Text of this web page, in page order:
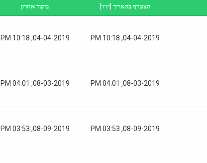
הצטרף בתאריך יורד ביקור אחרון
04-04-2019, 10:18 PM
04-04-2019, 10:18 PM
08-03-2019, 04:01 PM
08-03-2019, 04:01 PM
08-09-2019, 03:53 PM
08-09-2019, 03:53 PM